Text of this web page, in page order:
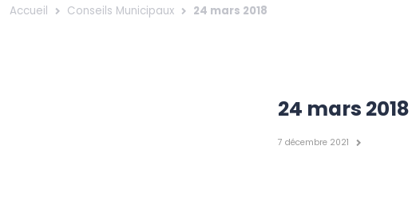
Accueil Conseils Municipaux 24 mars 2018
24 mars 2018
7 décembre 2021